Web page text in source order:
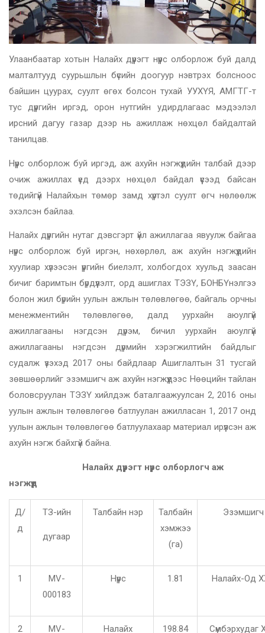
Улаанбаатар хотын Налайх дүүрэгт нүүрс олборлож буй далд
малталтууд суурьшлын бүсийн доогуур нэвтрэх болсноос
байшин цуурах, суулт өгөх болсон тухай УУХҮЯ, АМГТГ-т
тус дүүргийн иргэд, орон нутгийн удирдлагаас мэдээлэл
ирсний дагуу газар дээр нь ажиллаж нөхцөл байдалтай
танилцав.
Нүүрс олборлож буй иргэд, аж ахуйн нэгжүүдийн талбай дээр
очиж ажиллах үед дээрх нөхцөл байдал үүсээд байсан
төдийгүй Налайхын төмөр замд хүртэл суулт өгч нөлөөлж
эхэлсэн байлаа.
Налайх дүүргийн нутаг дэвсгэрт үйл ажиллагаа явуулж байгаа
нүүрс олборлож буй иргэн, нөхөрлөл, аж ахуйн нэгжүүдийн
хуулиар хүлээсэн үүргийн биелэлт, холбогдох хуульд заасан
бичиг баримтын бүрдүүлэлт, орд ашиглах ТЭЗҮ, БОНБҮнэлгээ
болон жил бүрийн уулын ажлын төлөвлөгөө, байгаль орчны
менежментийн төлөвлөгөө, далд уурхайн аюулгүй
ажиллагааны нэгдсэн дүрэм, бичил уурхайн аюулгүй
ажиллагааны нэгдсэн дүрмийн хэрэгжилтийн байдлыг
судалж үзэхэд 2017 оны байдлаар Ашиглалтын 31 тусгай
зөвшөөрлийг эзэмшигч аж ахуйн нэгжүүдээс Нөөцийн тайлан
боловсруулан ТЭЗҮ хийлдэж баталгаажуулсан 2, 2016 оны
уулын ажлын төлөвлөгөө батлуулан ажилласан 1, 2017 онд
уулын ажлын төлөвлөгөө батлуулахаар материал ирүүлсэн аж
ахуйн нэгж байхгүй байна.
Налайх дүүрэгт нүүрс олборлогч аж
нэгжүүд
Д/
д
ТЗ-ийн
дугаар
Талбайн нэр
Талбайн
хэмжээ
(га)
Эзэмшигч
1
MV-
000183
Нүүрс 1.81 Налайх-Од
2
MV-
Налайх 198.84 Сүмбэрхудаг